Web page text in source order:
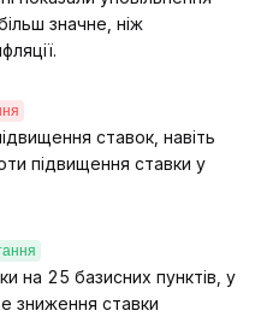
значне, ніж
ставок, навіть
підвищення ставки у
на 25 базисних пунктів, у
зниження ставки